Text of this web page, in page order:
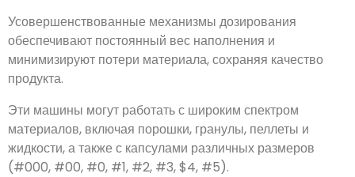
Усовершенствованные механизмы дозирования
обеспечивают постоянный вес наполнения и
минимизируют потери материала, сохраняя качество
продукта.
Эти машины могут работать с широким спектром
материалов, включая порошки, гранулы, пеллеты и
жидкости, а также с капсулами различных размеров
(#000, #00, #0, #1, #2, #3, $4, #5).